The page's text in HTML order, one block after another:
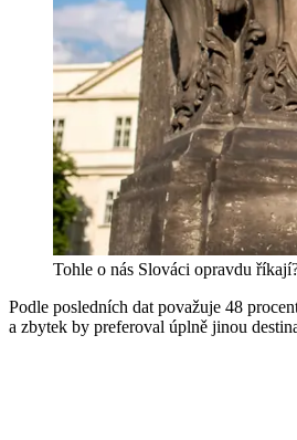
Tohle o nás Slováci opravdu
Podle posledních dat považuje 48
a zbytek by preferoval úplně jinou